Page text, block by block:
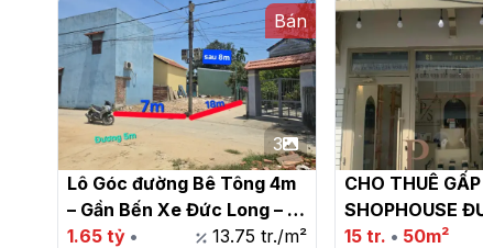
Bán
3
Lô Góc đường Bê Tông 4m
– Gần Bến Xe Đức Long –
Ngang 7m
1.65 tỷ •
13.75 tr./m²
CHO THUÊ GẤP
SHOPHOUSE
VĂN SỸ, 15
15 tr. • 50m²